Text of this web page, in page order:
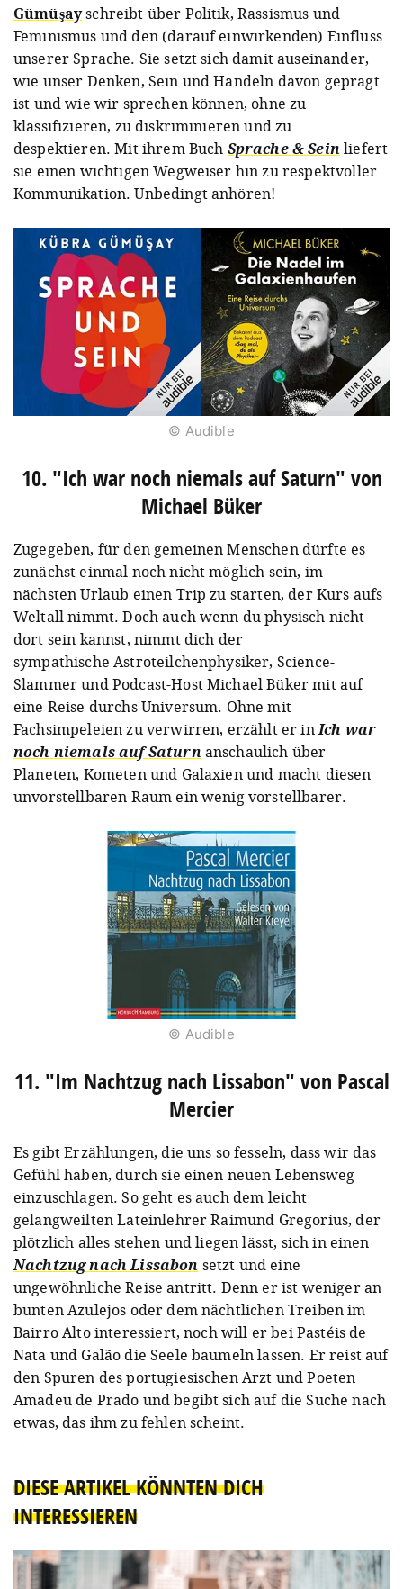
Gümüşayschreibt über Politik, Rassismus und
Feminismus und den (darauf einwirkenden) Einfluss
unserer Sprache. Sie setzt sich damit auseinander,
wie unser Denken, Sein und Handeln davon geprägt
ist und wie wir sprechen können, ohne zu
klassifizieren, zu diskriminieren und zu
despektieren. Mit ihrem Buch Sprache & Seinliefert
sie einen wichtigen Wegweiser hin zu respektvoller
Kommunikation. Unbedingt anhören!
© Audible
10. "Ich war noch niemals auf Saturn" von
Michael Büker
Zugegeben, für den gemeinen Menschen dürfte es
zunächst einmal noch nicht möglich sein, im
nächsten Urlaub einen Trip zu starten, der Kurs aufs
Weltall nimmt. Doch auch wenn du physisch nicht
dort sein kannst, nimmt dich der
sympathische Astroteilchenphysiker, Science-
Slammer und Podcast-Host Michael Büker mit auf
eine Reise durchs Universum. Ohne mit
Fachsimpeleien zu verwirren, erzählt er inIch war
noch niemals auf Saturnanschaulich über
Planeten, Kometen und Galaxien und macht diesen
unvorstellbaren Raum ein wenig vorstellbarer.
© Audible
11. "Im Nachtzug nach Lissabon" von Pascal
Mercier
Es gibt Erzählungen, die uns so fesseln, dass wir das
Gefühl haben, durch sie einen neuen Lebensweg
einzuschlagen. So geht es auch dem leicht
gelangweilten Lateinlehrer Raimund Gregorius, der
plötzlich alles stehen und liegen lässt, sich in einen
Nachtzug nach Lissabon setzt und eine
ungewöhnliche Reise antritt. Denn er ist weniger an
bunten Azulejos oder dem nächtlichen Treiben im
Bairro Altointeressiert, noch will er bei Pastéis de
Nata und Galão die Seele baumeln lassen. Er reist auf
den Spuren des portugiesischen Arzt und Poeten
Amadeu de Prado und begibt sich auf die Suche nach
etwas, das ihm zu fehlen scheint.
DIESE ARTIKEL KÖNNTEN DICH
INTERESSIEREN